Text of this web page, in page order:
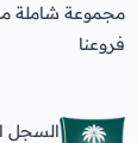
مجموعة شاملة
فروعنا
السجل